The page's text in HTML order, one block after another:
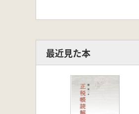
一 動用穀
四 倉院分置
正倉分置)
最近見た本